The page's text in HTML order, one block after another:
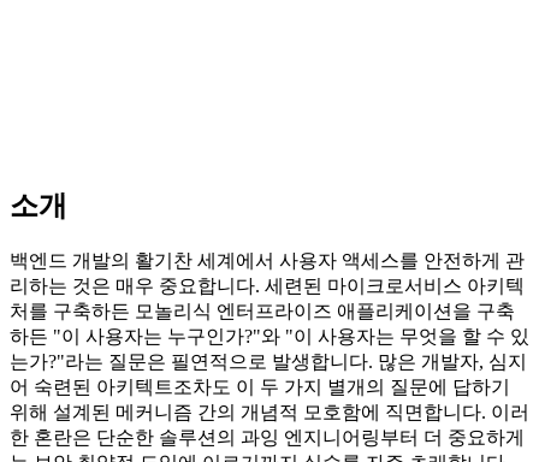
소개
백엔드 개발의 활기찬 세계에서 사용자 액세스를 안전하게 관
리하는 것은 매우 중요합니다. 세련된 마이크로서비스 아키텍
처를 구축하든 모놀리식 엔터프라이즈 애플리케이션을 구축
하든 "이 사용자는 누구인가?"와 "이 사용자는 무엇을 할 수 있
는가?"라는 질문은 필연적으로 발생합니다. 많은 개발자, 심지
어 숙련된 아키텍트조차도 이 두 가지 별개의 질문에 답하기
위해 설계된 메커니즘 간의 개념적 모호함에 직면합니다. 이러
한 혼란은 단순한 솔루션의 과잉 엔지니어링부터 더 중요하게